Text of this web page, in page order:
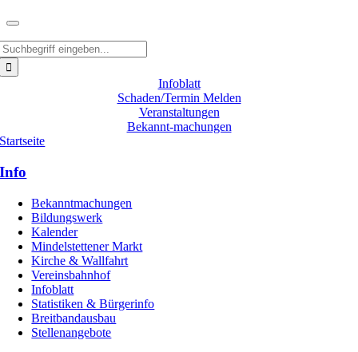
Infoblatt
Schaden/Termin Melden
Veranstaltungen
Bekannt-machungen
Startseite
Info
Bekanntmachungen
Bildungswerk
Kalender
Mindelstettener Markt
Kirche & Wallfahrt
Vereinsbahnhof
Infoblatt
Statistiken & Bürgerinfo
Breitbandausbau
Stellenangebote